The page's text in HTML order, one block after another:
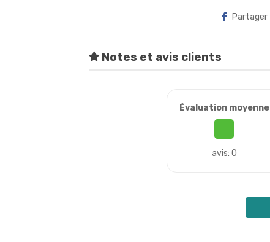
Partager
Notes et avis clients
Évaluation moyenne
avis: 0